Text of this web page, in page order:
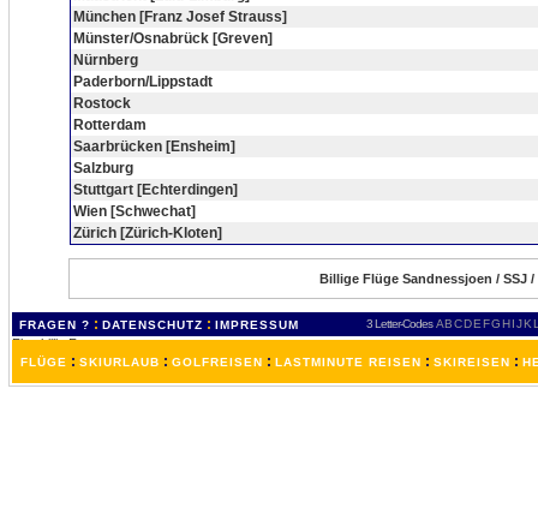
München [Franz Josef Strauss]
Münster/Osnabrück [Greven]
Nürnberg
Paderborn/Lippstadt
Rostock
Rotterdam
Saarbrücken [Ensheim]
Salzburg
Stuttgart [Echterdingen]
Wien [Schwechat]
Zürich [Zürich-Kloten]
Billige Flüge Sandnessjoen / SSJ
FRAGEN ? : DATENSCHUTZ : IMPRESSUM 3 Letter-Codes ABCDEFGH IJKL
FLÜGE : SKIURLAUB : GOLFREISEN : LASTMINUTE REISEN : SKIREISEN :